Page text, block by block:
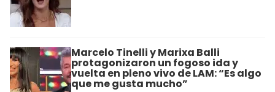
Marcelo Tinelli y Marixa Balli
protagonizaron un fogoso ida y
vuelta en pleno vivo de LAM: “Es algo
que me gusta mucho”